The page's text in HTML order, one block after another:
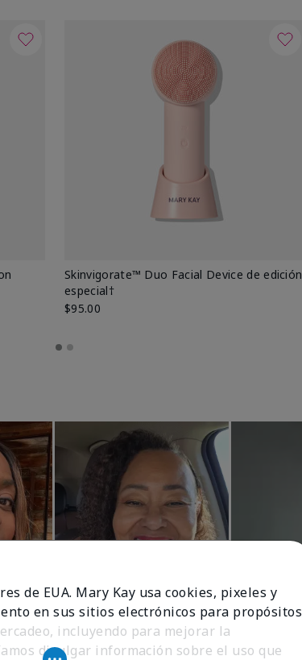
Skinvigorate™ Duo Facial Device de edición
especial†
$95.00
de EUA. Mary Kay usa cookies, pixeles y
en sus sitios electrónicos para propósitos
incluyendo para mejorar la
divulgar información sobre el uso que